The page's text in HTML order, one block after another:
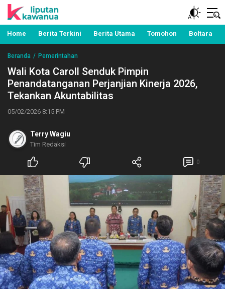
Liputan Kawanua
Berita Manado, Sulawesi Utara, Kawanua, Politik,
Pemerintahan, Hukum Kriminal dan Nasional
Home Berita Terkini Berita Utama Tomohon Boltara
Beranda Pemerintahan
Wali Kota Caroll Senduk Pimpin
Penandatanganan Perjanjian Kinerja 2026,
Tekankan Akuntabilitas
05/02/2026 8:15 PM
Terry Wagiu
Tim Redaksi
0